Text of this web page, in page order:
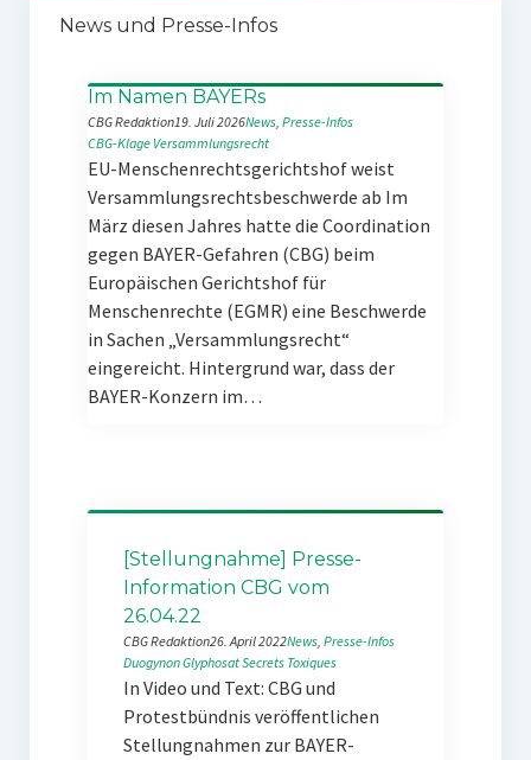
News und Presse-Infos
Im Namen BAYERs
CBG Redaktion19. Juli 2026News, Presse-Infos
CBG-Klage Versammlungsrecht
EU-Menschenrechtsgerichtshof weist
Versammlungsrechtsbeschwerde ab Im
März diesen Jahres hatte die Coordination
gegen BAYER-Gefahren (CBG) beim
Europäischen Gerichtshof für
Menschenrechte (EGMR) eine Beschwerde
in Sachen „Versammlungsrecht“
eingereicht. Hintergrund war, dass der
BAYER-Konzern im…
[Stellungnahme] Presse-
Information CBG vom
26.04.22
CBG Redaktion26. April 2022News, Presse-Infos
DuogynonGlyphosatSecrets Toxiques
In Video und Text: CBG und
Protestbündnis veröffentlichen
Stellungnahmen zur BAYER-